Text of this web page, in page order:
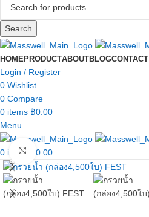
Search
HOME PRODUCTABOUTBLOGCONTACT
Login / Register
0 Wishlist
0 Compare
0 items ฿0.00
Menu
0 items 0.00
Click to enlarge